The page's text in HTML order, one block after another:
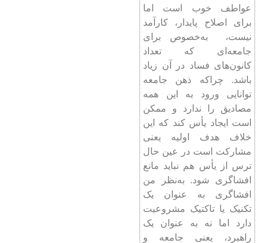
جامعه‌ای که تعداد
کانون‌های فساد در آن زیاد
باشد. چراکه ذهن جامعه
توانایی ورود به این همه
مصادیق را ندارد و ممکن
است ایجاد یأس کند که این
خلاف هدف اولیه یعنی
مشارکت است در عین حال
ترس از یأس هم نباید مانع
افشاگری شود. به‌نظر من
افشاگری به عنوان یک
تکنیک یا تاکتیک مشروعیت
دارد اما نه به عنوان یک
راهبرد، یعنی جامعه و
نخبگان نباید وقت خود را
زیاد صرف پیداکردن
مصادیق کنند».